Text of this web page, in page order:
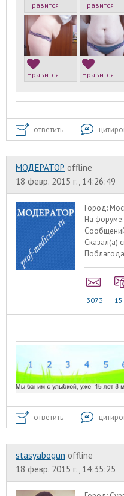
Нравится Нравится
Нравится Нравится
ответить
МОДЕРАТОР offline
18 февр. 2015 г., 14:26:49
Город:
На
Сказал(а)
3073 15
ответить
stasyabogun offline
18 февр. 2015 г., 14:35:25